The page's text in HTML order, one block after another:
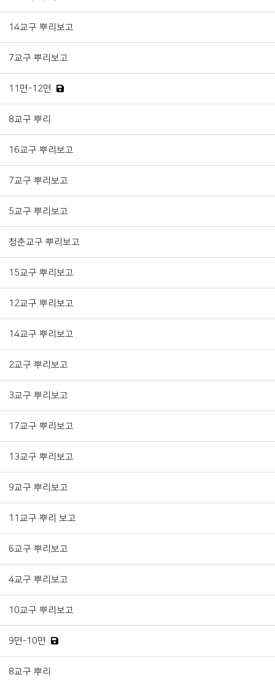
14교구 뿌리보고
7교구 뿌리보고
11면-12면
8교구 뿌리
16교구 뿌리보고
7교구 뿌리보고
5교구 뿌리보고
청춘교구 뿌리보고
15교구 뿌리보고
12교구 뿌리보고
14교구 뿌리보고
2교구 뿌리보고
3교구 뿌리보고
17교구 뿌리보고
13교구 뿌리보고
9교구 뿌리보고
11교구 뿌리 보고
6교구 뿌리보고
4교구 뿌리보고
10교구 뿌리보고
9면-10면
8교구 뿌리